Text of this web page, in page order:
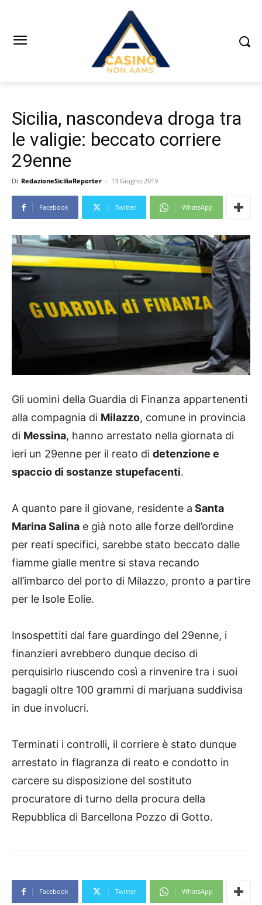
Sicilia, nascondeva droga tra
le valigie: beccato corriere
29enne
Di RedazioneSiciliaReporter - 13 Giugno 2019
Facebook Twitter WhatsApp
Gli uomini della Guardia di Finanza appartenenti
alla compagnia di Milazzo, comune in provincia
di Messina, hanno arrestato nella giornata di
ieri un 29enne per il reato di detenzione e
spaccio di sostanze stupefacenti.
A quanto pare il giovane, residente a Santa
Marina Salina e già noto alle forze dell’ordine
per reati specifici, sarebbe stato beccato dalle
fiamme gialle mentre si stava recando
all’imbarco del porto di Milazzo, pronto a partire
per le Isole Eolie.
Insospettiti dal fare guardingo del 29enne, i
finanzieri avrebbero dunque deciso di
perquisirlo riuscendo così a rinvenire tra i suoi
bagagli oltre 100 grammi di marjuana suddivisa
in due involucri.
Terminati i controlli, il corriere è stato dunque
arrestato in flagranza di reato e condotto in
carcere su disposizione del sostituto
procuratore di turno della procura della
Repubblica di Barcellona Pozzo di Gotto.
Facebook Twitter WhatsApp